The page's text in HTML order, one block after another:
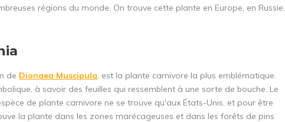
régions du monde. On trouve cette plante en Europe, en Russie,
de Dionaea Muscipula, est la plante carnivore la plus emblématique.
à savoir des feuilles qui ressemblent à une sorte de bouche. Le
de plante carnivore ne se trouve qu'aux États-Unis, et pour être
la plante dans les zones marécageuses et dans les forêts de pins